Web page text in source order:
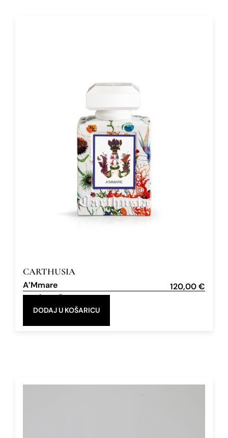
CARTHUSIA
A’Mmare 120,00€
Eau de Parfum
DODAJ U KOŠARICU